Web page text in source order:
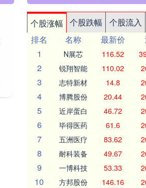
个股涨幅 个股跌幅 个股流入
排名
名称 最新价
1
N展芯 116.52
2 锐翔智能 110.02
3 志特新材 14.8
4 博腾股份 20.44
5 近岸蛋白 46.72
6 毕得医药 61.6
7 五洲医疗 83.62
8 耐科装备 49.67
9 一博科技 53.33
10 方邦股份 146.16